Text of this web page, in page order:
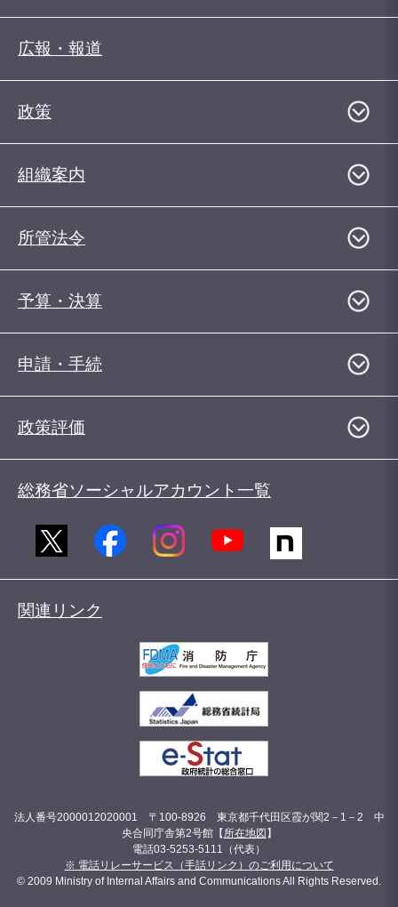
広報・報道
政策
組織案内
所管法令
予算・決算
申請・手続
政策評価
総務省ソーシャルアカウント一覧
関連リンク
法人番号2000012020001 〒100-8926 東京都千代田区霞が関2－1－2 中
央合同庁舎第2号館【 所在地図 】
電話03-5253-5111（代表）
※ 電話リレーサービス（手話リンク）のご利用について
© 2009 Ministry of Internal Affairs and Communications All Rights Reserved.